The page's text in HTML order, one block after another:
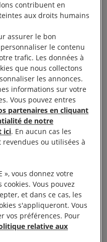
» de Rachod
débat animé par
conseil
International
contribuent en
aux droits humains
assurer le bon
le contenu
trafic. Les données à
que nous collectons
les annonces.
informations sur votre
Vous pouvez entres
partenaires en cliquant
de notre
ici. En aucun cas les
revendues ou utilisées à
», vous donnez votre
Vous pouvez
et dans ce cas, les
s'appliqueront. Vous
vos préférences. Pour
relative aux